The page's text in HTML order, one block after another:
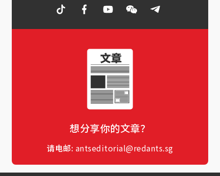
想分享你的文章？
请电邮: antseditorial@redants.sg